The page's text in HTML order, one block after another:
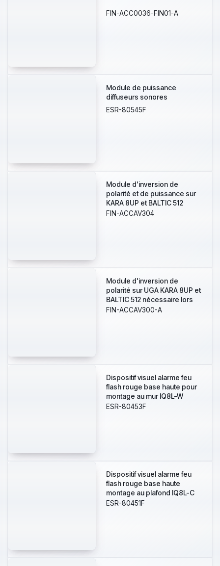
FIN-ACC0036-FIN01-A
Module de puissance
diffuseurs sonores
ESR-80545F
Module d'inversion de
polarité et de puissance sur
KARA 8UP et BALTIC 512
nécessaire lors de l'utilisation
FIN-ACCAV304
Module d'inversion de
polarité sur UGA KARA 8UP et
BALTIC 512 nécessaire lors
de l'utilisation de la SIRROCO
FIN-ACCAV300-A
Dispositif visuel alarme feu
flash rouge base haute pour
montage au mur IQ8L-W
couverture W-2,4- 7,5
ESR-80453F
Dispositif visuel alarme feu
flash rouge base haute
montage au plafond IQ8L-C
couverture C-3-7,5
ESR-80451F